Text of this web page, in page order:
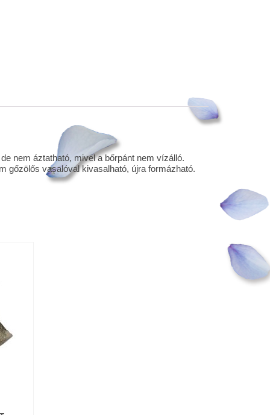
nem áztatható, mivel a bőrpánt nem vízálló.
gőzölős vasalóval kivasalható, újra formázható.